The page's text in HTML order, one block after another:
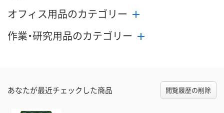
オフィス用品のカテゴリー
作業・研究用品のカテゴリー
あなたが最近チェックした商品 閲覧履歴の削除